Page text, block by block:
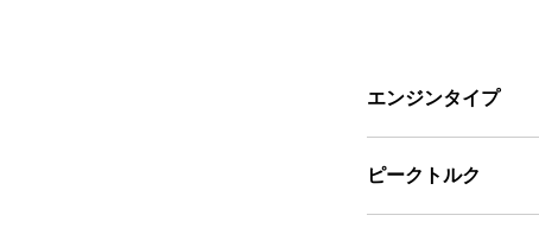
エンジンタイプ
ピークトルク